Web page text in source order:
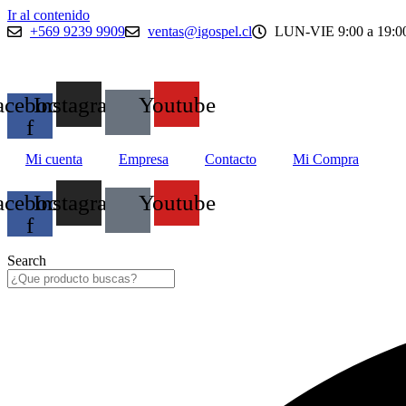
Ir al contenido
+569 9239 9909
ventas@igospel.cl LUN-VIE 9:00 a
f
Instagram Youtube
Mi cuenta Empresa Contacto Mi Compra
f
Instagram Youtube
Search